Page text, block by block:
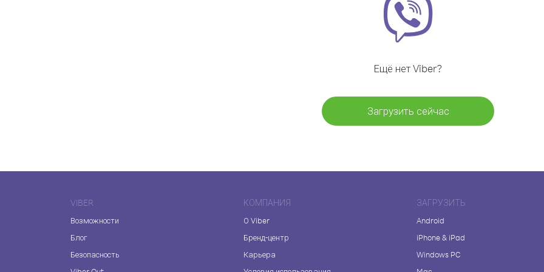
Ещё нет Viber?
Загрузить сейчас
VIBER
Возможности
Блог
Безопасность
КОМПАНИЯ
О Viber
Бренд-центр
Карьера
ЗАГРУЗИТЬ
Android
iPhone & iPad
Windows PC